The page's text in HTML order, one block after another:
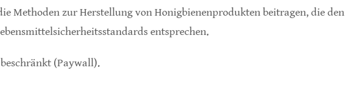
Methoden zur Herstellung von Honigbienenprodukten beitragen, die den
entsprechen.
(Paywall).